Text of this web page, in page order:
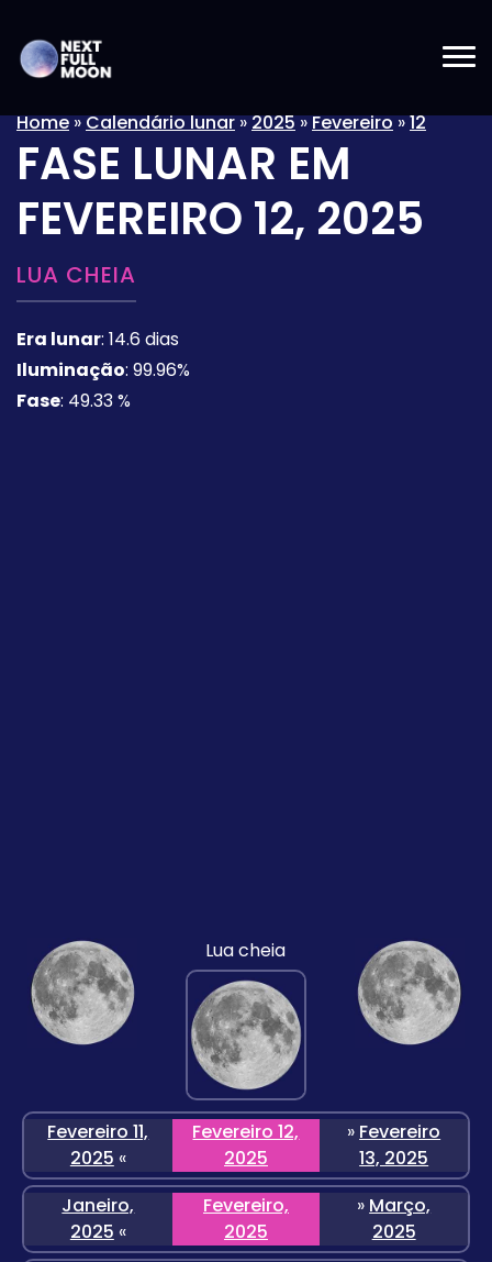
Home»Calendário lunar»2025»Fevereiro»12
FASE LUNAR EM
FEVEREIRO 12, 2025
LUA CHEIA
Era lunar: 14.6 dias
Iluminação: 99.96%
Fase: 49.33 %
Lua cheia
Fevereiro 11,
2025 «
Fevereiro 12,
2025
» Fevereiro
13, 2025
Janeiro,
2025 «
Fevereiro,
2025
» Março,
2025